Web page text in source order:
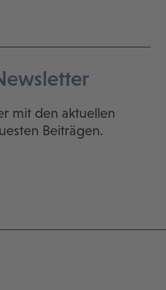
mit den aktuellen
Beiträgen.